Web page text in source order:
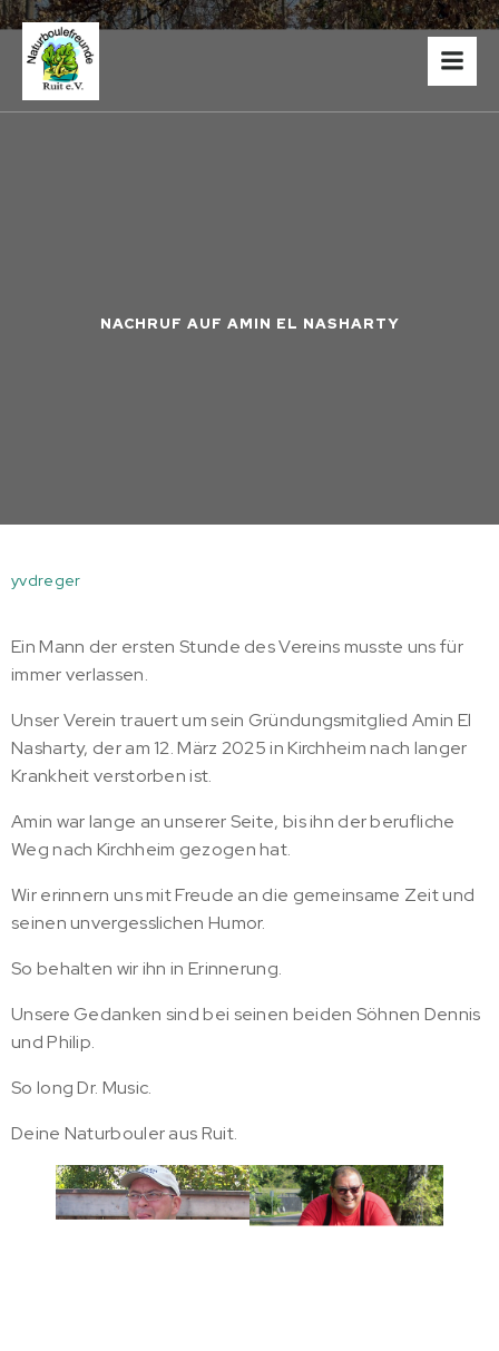
NACHRUF AUF AMIN EL NASHARTY
yvdreger
Ein Mann der ersten Stunde des Vereins musste uns für
immer verlassen.
Unser Verein trauert um sein Gründungsmitglied Amin El
Nasharty, der am 12. März 2025 in Kirchheim nach langer
Krankheit verstorben ist.
Amin war lange an unserer Seite, bis ihn der berufliche
Weg nach Kirchheim gezogen hat.
Wir erinnern uns mit Freude an die gemeinsame Zeit und
seinen unvergesslichen Humor.
So behalten wir ihn in Erinnerung.
Unsere Gedanken sind bei seinen beiden Söhnen Dennis
und Philip.
So long Dr. Music.
Deine Naturbouler aus Ruit.